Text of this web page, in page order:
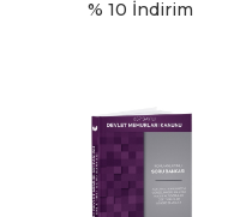
% 10 İndirim